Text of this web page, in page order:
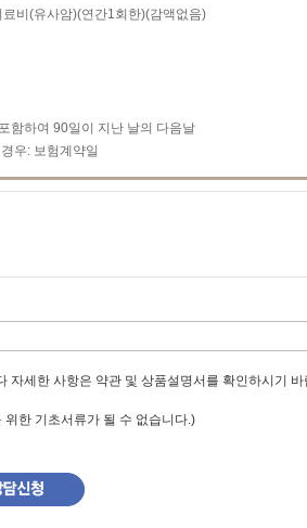
비(유사암)(연간1회한)(감액없음)
함하여 90일이 지난 날의 다음날
우: 보험계약일
세한 사항은 약관 및 상품설명서를 확인하시기 바
한 기초서류가 될 수 없습니다.)